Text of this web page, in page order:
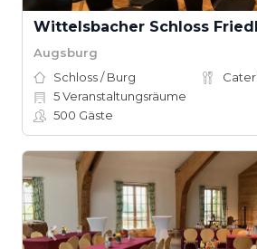
Wittelsbacher Schloss
Augsburg
Schloss / Burg
5Veranstaltungsräume
500 Gäste